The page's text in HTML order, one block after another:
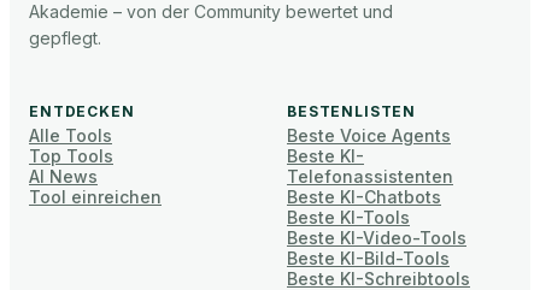
Akademie – von der Community bewertet und
gepflegt.
ENTDECKEN
Alle Tools
Top Tools
AI News
Tool einreichen
BESTENLISTEN
Beste Voice Agents
Beste KI-
Telefonassistenten
Beste KI-Chatbots
Beste KI-Tools
Beste KI-Video-Tools
Beste KI-Bild-Tools
Beste KI-Schreibtools